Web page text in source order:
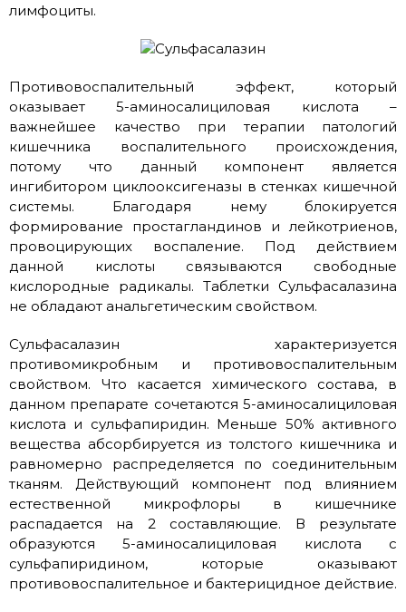
лимфоциты.
Противовоспалительный эффект, который
оказывает 5-аминосалициловая кислота –
важнейшее качество при терапии патологий
кишечника воспалительного происхождения,
потому что данный компонент является
ингибитором циклооксигеназы в стенках кишечной
системы. Благодаря нему блокируется
формирование простагландинов и лейкотриенов,
провоцирующих воспаление. Под действием
данной кислоты связываются свободные
кислородные радикалы. Таблетки Сульфасалазина
не обладают анальгетическим свойством.
Сульфасалазин характеризуется
противомикробным и противовоспалительным
свойством. Что касается химического состава, в
данном препарате сочетаются 5-аминосалициловая
кислота и сульфапиридин. Меньше 50% активного
вещества абсорбируется из толстого кишечника и
равномерно распределяется по соединительным
тканям. Действующий компонент под влиянием
естественной микрофлоры в кишечнике
распадается на 2 составляющие. В результате
образуются 5-аминосалициловая кислота с
сульфапиридином, которые оказывают
противовоспалительное и бактерицидное действие.